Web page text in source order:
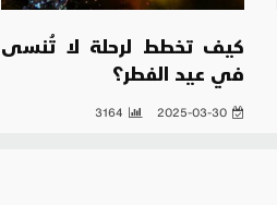
كيف تخطط لرحلة لا تُنسى
في عيد الفطر؟
2025-03-30
3164